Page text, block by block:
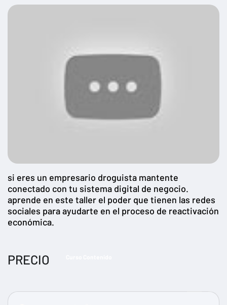
si eres un empresario droguista mantente
conectado con tu sistema digital de negocio.
aprende en este taller el poder que tienen las redes
sociales para ayudarte en el proceso de reactivación
económica.
PRECIO